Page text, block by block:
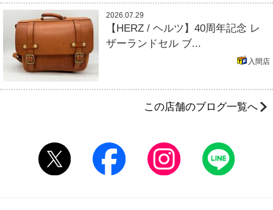
2026.07.29
【HERZ / ヘルツ】40周年記念 レ
ザーランドセル ブ...
入間店
この店舗のブログ一覧へ